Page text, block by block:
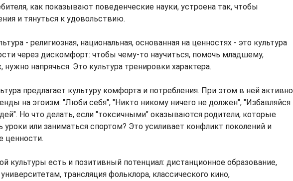
как показывают поведенческие науки, устроена так, чтобы
и тянуться к удовольствию.
- религиозная, национальная, основанная на ценностях - это культура
через дискомфорт: чтобы чему-то научиться, помочь младшему,
напрячься. Это культура тренировки характера.
предлагает культуру комфорта и потребления. При этом в ней активно
на эгоизм: "Люби себя", "Никто никому ничего не должен", "Избавляйся
Но что делать, если "токсичными" оказываются родители, которые
уроки или заниматься спортом? Это усиливает конфликт поколений и
ценности.
культуры есть и позитивный потенциал: дистанционное образование,
трансляция фольклора, классического кино,